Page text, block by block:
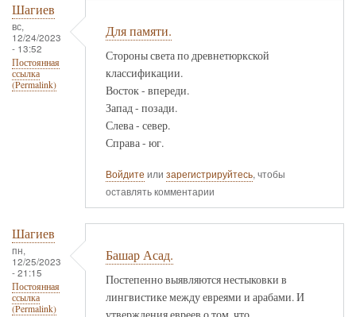
Шагиев
вс,
12/24/2023
- 13:52
Постоянная
ссылка
(Permalink)
Для памяти.
Стороны света по древнетюркской
классификации.
Восток - впереди.
Запад - позади.
Слева - север.
Справа - юг.
Войдите или зарегистрируйтесь, чтобы
оставлять комментарии
Шагиев
пн,
12/25/2023
- 21:15
Постоянная
ссылка
(Permalink)
Башар Асад.
Постепенно выявляются нестыковки в
лингвистике между евреями и арабами. И